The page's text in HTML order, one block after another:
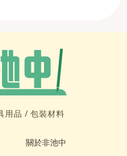
用品 /包裝材料
關於非池中